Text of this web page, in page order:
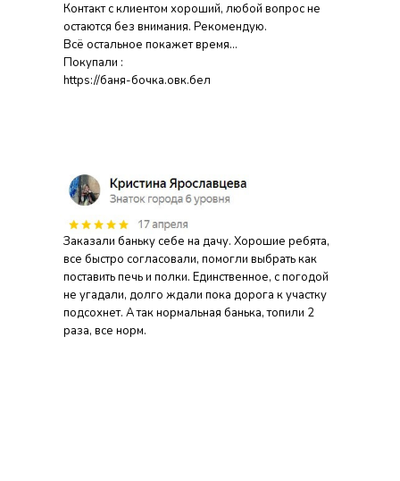
Контакт с клиентом хороший, любой вопрос не
остаются без внимания. Рекомендую.
Всё остальное покажет время...
Покупали :
https://баня-бочка.овк.бел
Заказали баньку себе на дачу. Хорошие ребята,
все быстро согласовали, помогли выбрать как
поставить печь и полки. Единственное, с погодой
не угадали, долго ждали пока дорога к участку
подсохнет. А так нормальная банька, топили 2
раза, все норм.